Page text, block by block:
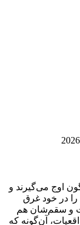
اوج می‌گیرند و
در خود غرق
و سقم‌شان هم
آن‌گونه که